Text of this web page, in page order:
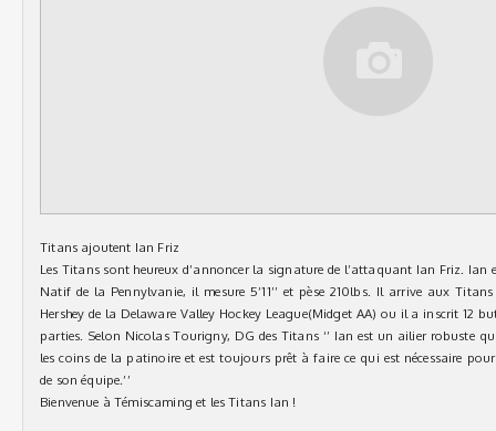
Titans ajoutent Ian Friz
Les Titans sont heureux d’annoncer la signature de l’attaquant Ian Friz. Ian
Natif de la Pennylvanie, il mesure 5’11’’ et pèse 210lbs. Il arrive aux
Hershey de la Delaware Valley Hockey League(Midget AA) ou il a inscrit 12
parties. Selon Nicolas Tourigny, DG des Titans ‘’ Ian est un ailier robuste
les coins de la patinoire et est toujours prêt à faire ce qui est nécessaire
de son équipe.’’
Bienvenue à Témiscaming et les Titans Ian !